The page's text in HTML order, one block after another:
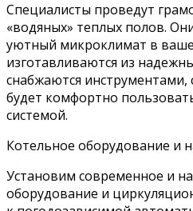
Специалисты проведут
«водяных» теплых полов.
уютный микроклимат в
изготавливаются из
снабжаются
будет комфортно
системой.
Котельное оборудование и
Установим современное и
оборудование и